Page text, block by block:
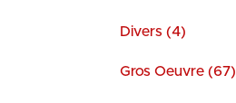
Divers (4)
Gros Oeuvre (67)